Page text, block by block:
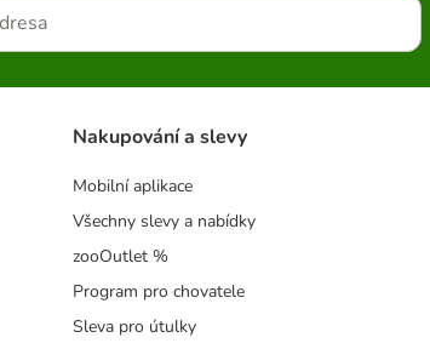
Nakupování a slevy
Mobilní aplikace
Všechny slevy a nabídky
zooOutlet %
Program pro chovatele
Sleva pro útulky